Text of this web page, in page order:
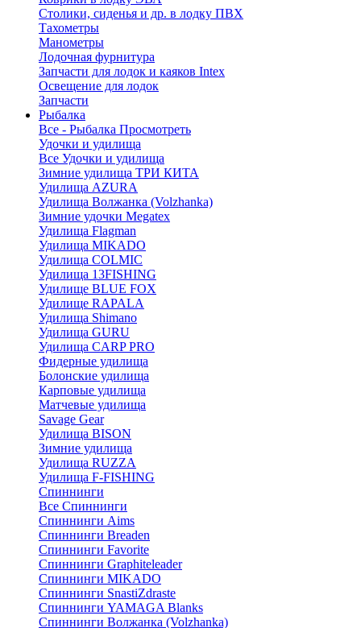
Столики, сиденья и др. в лодку ПВХ
Тахометры
Манометры
Лодочная фурнитура
Запчасти для лодок и каяков Intex
Освещение для лодок
Запчасти
Рыбалка
Все - Рыбалка Просмотреть
Удочки и удилища
Все Удочки и удилища
Зимние удилища ТРИ КИТА
Удилища AZURA
Удилища Волжанка (Volzhanka)
Зимние удочки Megatex
Удилища Flagman
Удилища MIKADO
Удилища COLMIC
Удилища 13FISHING
Удилище BLUE FOX
Удилище RAPALA
Удилища Shimano
Удилища GURU
Удилища CARP PRO
Фидерные удилища
Болонские удилища
Карповые удилища
Матчевые удилища
Savage Gear
Удилища BISON
Зимние удилища
Удилища RUZZA
Удилища F-FISHING
Спиннинги
Все Спиннинги
Спиннинги Aims
Спиннинги Breaden
Спиннинги Favorite
Спиннинги Graphiteleader
Спиннинги MIKADO
Спиннинги SnastiZdraste
Спиннинги YAMAGA Blanks
Спиннинги Волжанка (Volzhanka)